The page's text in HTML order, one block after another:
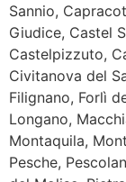
Sannio,
Giudice, Castel
Castelpizzuto,
Civitanova del
Filignano, Forlì
Longano,
Montaquila,
Pesche,